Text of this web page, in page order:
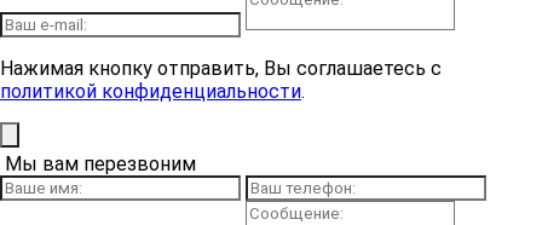
Нажимая кнопку отправить, Вы соглашаетесь с
политикой конфиденциальности.
Мы вам перезвоним